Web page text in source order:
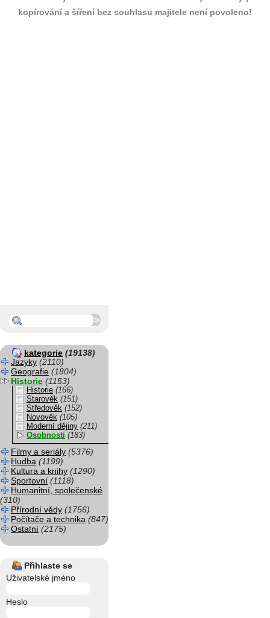
kopírování a šíření bez souhlasu majitele není povoleno!
kategorie (19138)
Jazyky (2110)
Geografie (1804)
Historie (1153)
Historie (166)
Starověk (151)
Středověk (152)
Novověk (105)
Moderní dějiny (211)
Osobnosti (183)
Filmy a seriály (5376)
Hudba (1199)
Kultura a knihy (1290)
Sportovní (1118)
Humanitní, společenské
(310)
Přírodní vědy (1756)
Počítače a technika (847)
Ostatní (2175)
Přihlaste se
Uživatelské jméno
Heslo